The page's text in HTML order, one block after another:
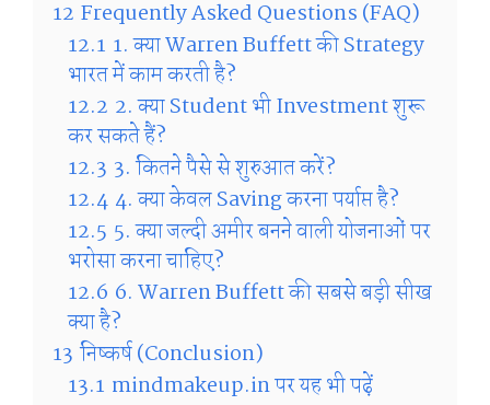
12 Frequently Asked Questions (FAQ)
12.1 1. क्या Warren Buffett की Strategy
भारत में काम करती है?
12.2 2. क्या Student भी Investment शुरू
कर सकते हैं?
12.3 3. कितने पैसे से शुरुआत करें?
12.4 4. क्या केवल Saving करना पर्याप्त है?
12.5 5. क्या जल्दी अमीर बनने वाली योजनाओं पर
भरोसा करना चाहिए?
12.6 6. Warren Buffett की सबसे बड़ी सीख
क्या है?
13 निष्कर्ष (Conclusion)
13.1 mindmakeup.in पर यह भी पढ़ें